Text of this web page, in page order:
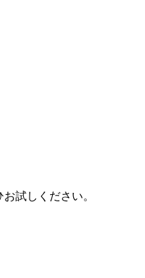
試しください。